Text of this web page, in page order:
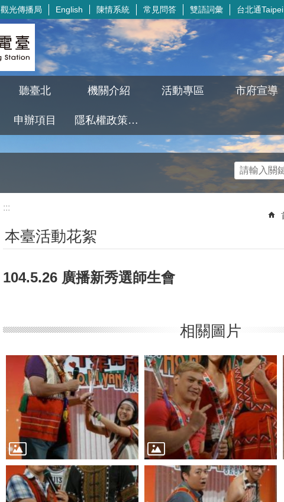
觀光傳播局 English 陳情系統 常見問答 雙語詞彙 台北通
聽臺北 機關介紹 活動專區 市府宣導
申辦項目 隱私權政策及資訊安全政策
:::
本臺活動花絮
104.5.26 廣播新秀選師生會
相關圖片